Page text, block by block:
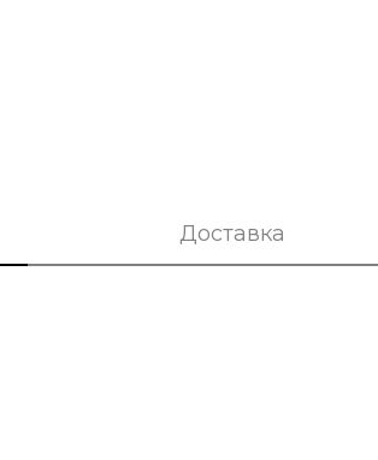
Доставка